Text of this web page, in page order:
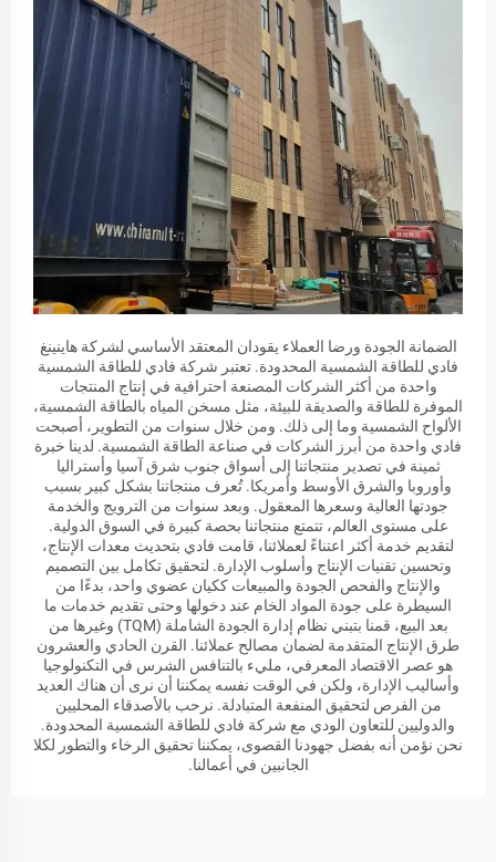
الضمانة الجودة ورضا العملاء يقودان المعتقد الأساسي لشركة هاينينغ
فادي للطاقة الشمسية المحدودة. تعتبر شركة فادي للطاقة الشمسية
واحدة من أكثر الشركات المصنعة احترافية في إنتاج المنتجات
الموفرة للطاقة والصديقة للبيئة، مثل مسخن المياه بالطاقة الشمسية،
الألواح الشمسية وما إلى ذلك. ومن خلال سنوات من التطوير، أصبحت
فادي واحدة من أبرز الشركات في صناعة الطاقة الشمسية. لدينا خبرة
ثمينة في تصدير منتجاتنا إلى أسواق جنوب شرق آسيا وأستراليا
وأوروبا والشرق الأوسط وأمريكا. تُعرف منتجاتنا بشكل كبير بسبب
جودتها العالية وسعرها المعقول. وبعد سنوات من الترويج والخدمة
على مستوى العالم، تتمتع منتجاتنا بحصة كبيرة في السوق الدولية.
لتقديم خدمة أكثر اعتناءً لعملائنا، قامت فادي بتحديث معدات الإنتاج،
وتحسين تقنيات الإنتاج وأسلوب الإدارة. لتحقيق تكامل بين التصميم
والإنتاج والفحص الجودة والمبيعات ككيان عضوي واحد، بدءًا من
السيطرة على جودة المواد الخام عند دخولها وحتى تقديم خدمات ما
بعد البيع، قمنا بتبني نظام إدارة الجودة الشاملة (TQM) وغيرها من
طرق الإنتاج المتقدمة لضمان مصالح عملائنا. القرن الحادي والعشرون
هو عصر الاقتصاد المعرفي، مليء بالتنافس الشرس في التكنولوجيا
وأساليب الإدارة، ولكن في الوقت نفسه يمكننا أن نرى أن هناك العديد
من الفرص لتحقيق المنفعة المتبادلة. نرحب بالأصدقاء المحليين
والدوليين للتعاون الودي مع شركة فادي للطاقة الشمسية المحدودة.
نحن نؤمن أنه بفضل جهودنا القصوى، يمكننا تحقيق الرخاء والتطور لكلا
الجانبين في أعمالنا.